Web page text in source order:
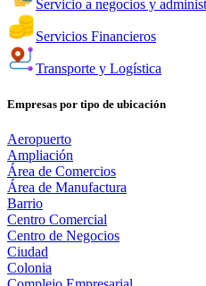
Servicio a negocios y
Servicios Financieros
Transporte y Logística
Empresas por tipo de ubicación
Aeropuerto
Ampliación
Área de Comercios
Área de Manufactura
Barrio
Centro Comercial
Centro de Negocios
Ciudad
Colonia